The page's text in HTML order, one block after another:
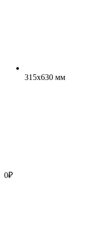
315x630 мм
0₽